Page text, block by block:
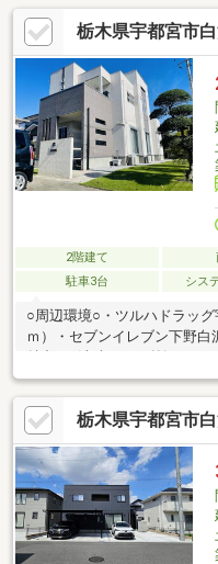
だわりの居住空間！・キッ
2WAY動線！家事楽動線は効
ッグストアがすぐでお仕事
ローン相談実施中◆住宅ロ
て住宅購入できるよう、最
気軽にご相談ください♪
栃木県宇都宮市
2階建て
駐車3台
シス
○周辺環境○・ツルハドラッ
ｍ）・セブンイレブン下野白
印象、小上がりの和室や和
空間♪・パントリーやWICな
車可！・生活環境も良く閑
ン相談実施中◆住宅ローンの
宅購入できるよう、最後ま
事、住宅ローンの事以外でも
栃木県宇都宮市